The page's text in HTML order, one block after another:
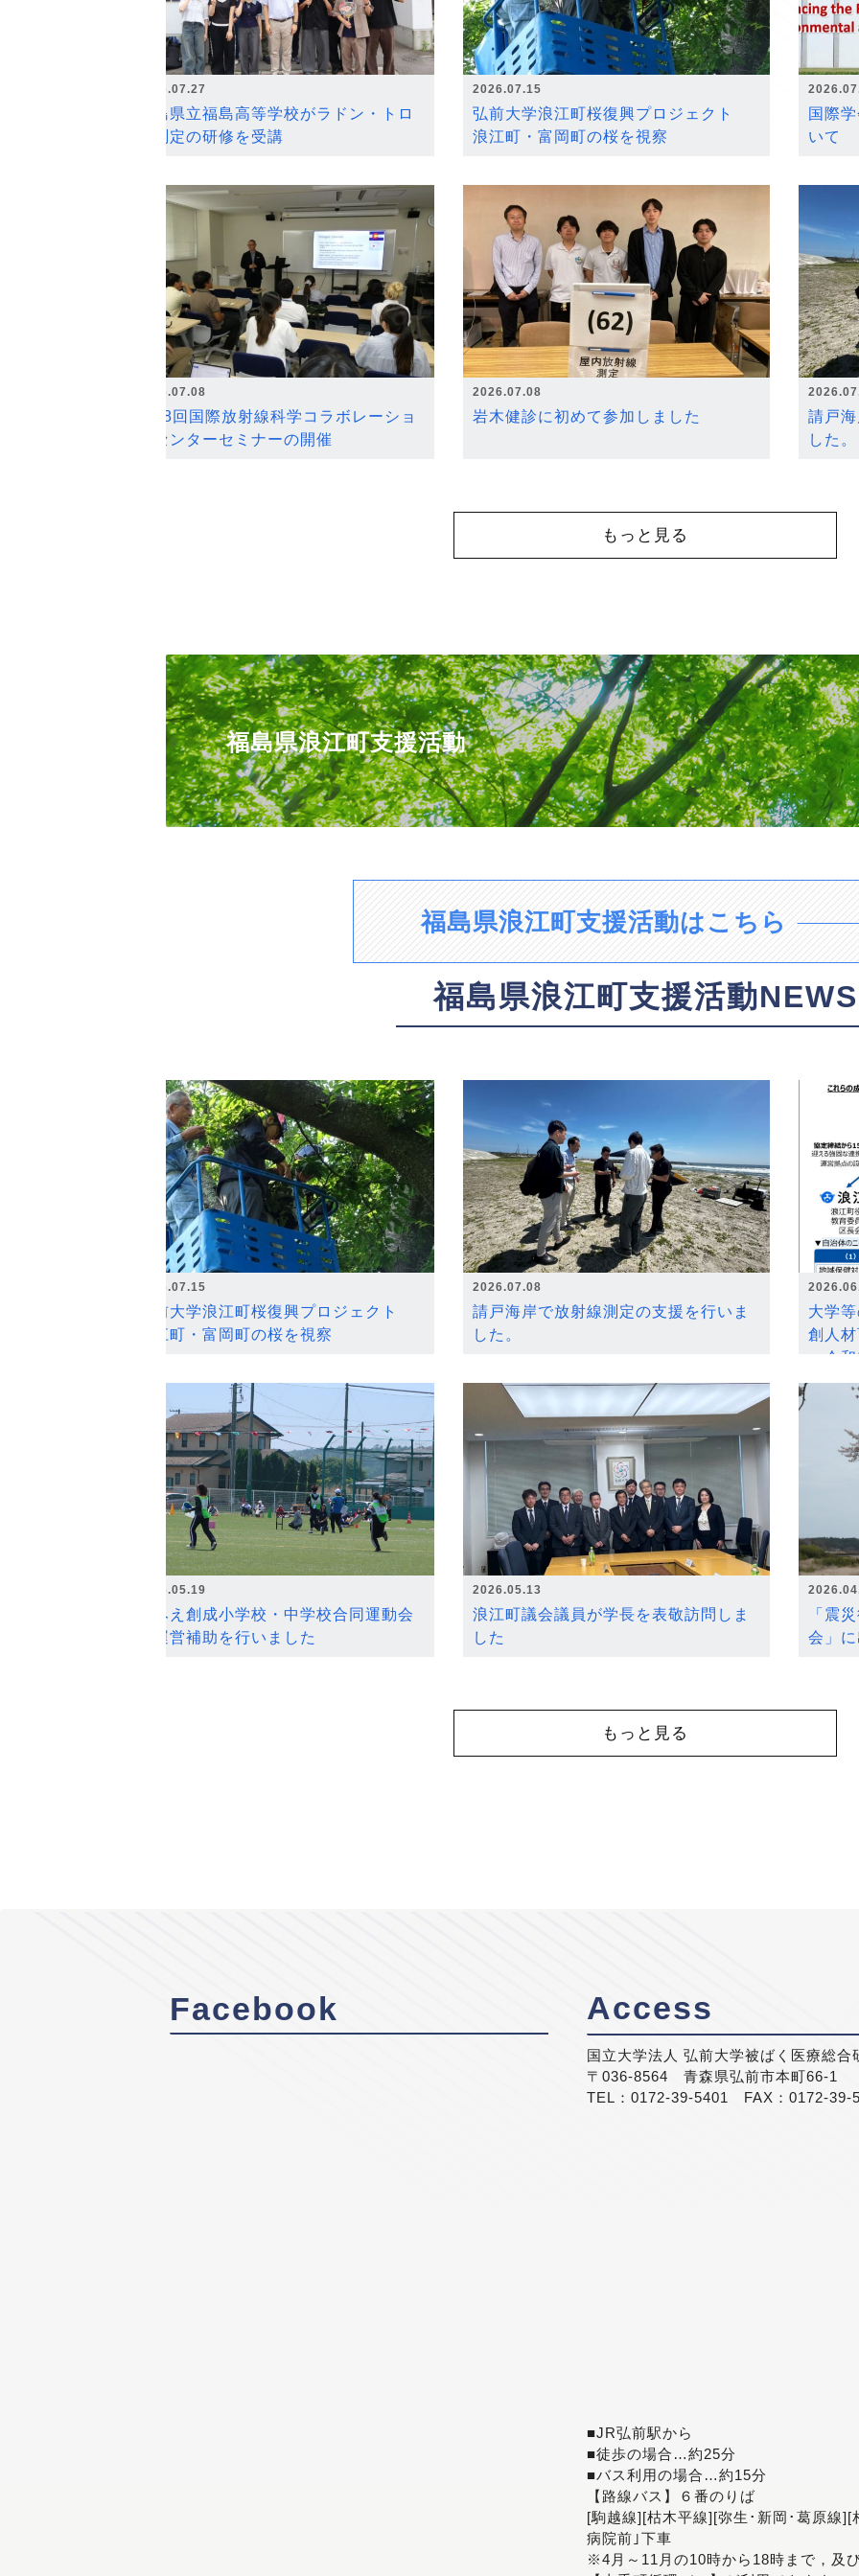
2026.07.27
福島県立福島高等学校がラドン・トロ
ン測定の研修を受講
2026.07.15
弘前大学浪江町桜復興プロジェクト
浪江町・富岡町の桜を視察
国際
いて
2026.07.08
第18回国際放射線科学コラボレーショ
ンセンターセミナーの開催
2026.07.08
岩木健診に初めて参加しました
請戸
した。
もっと見る
福島県浪江町支援活動
福島県浪江町支援活動はこちら
福島県浪江町支援活動NEWS
2026.07.15
弘前大学浪江町桜復興プロジェクト
浪江町・富岡町の桜を視察
2026.07.08
請戸海岸で放射線測定の支援を行いま
した。
大学
創人
～令
2026.05.19
なみえ創成小学校・中学校合同運動会
の運営補助を行いました
2026.05.13
浪江町議会議員が学長を表敬訪問しま
した
「震
会」
もっと見る
Facebook Access
国立大学法人 弘前大学被ばく医療総合
〒036-8564 青森県弘前市本町66-1
TEL：0172-39-5401 FAX：0172-39-
■JR弘前駅から
■徒歩の場合…約25分
■バス利用の場合…約15分
【路線バス】６番のりば
[駒越線][枯木平線][弥生･新岡･葛原線
病院前｣下車
※4月～11月の10時から18時まで，及